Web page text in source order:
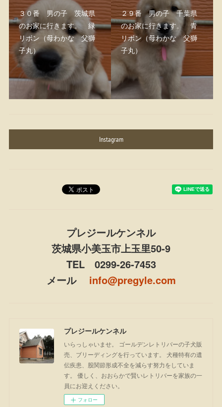
３０番 男の子 茨城県
のお家に行きます。 緑
リボン（母わかな 父獅
子丸）
２９番 男の子 千葉県
のお家に行きます。 青
リボン（母わかな 父獅
子丸）
Instagram
プレジールケンネル
茨城県小美玉市上玉里50-9
TEL 0299-26-7453
メール info@pregyle.com
プレジールケンネル
いらっしゃいませ。 ゴールデンレトリバーの子犬販
売、ブリーディングを行っています。 犬種特有の遺
伝疾患、股関節形成不全を減らす努力をしていま
す。 優しく、おおらかで賢いレトリバーを家族の一
員にお迎えください。
フォロー